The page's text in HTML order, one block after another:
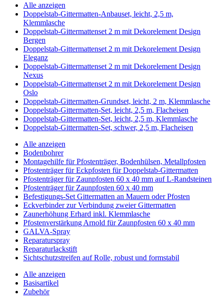
Alle anzeigen
Doppelstab-Gittermatten-Anbauset, leicht, 2,5 m,
Klemmlasche
Doppelstab-Gittermattenset 2 m mit Dekorelement Design
Bergen
Doppelstab-Gittermattenset 2 m mit Dekorelement Design
Eleganz
Doppelstab-Gittermattenset 2 m mit Dekorelement Design
Nexus
Doppelstab-Gittermattenset 2 m mit Dekorelement Design
Oslo
Doppelstab-Gittermatten-Grundset, leicht, 2 m, Klemmlasche
Doppelstab-Gittermatten-Set, leicht, 2,5 m, Flacheisen
Doppelstab-Gittermatten-Set, leicht, 2,5 m, Klemmlasche
Doppelstab-Gittermatten-Set, schwer, 2,5 m, Flacheisen
Alle anzeigen
Bodenbohrer
Montagehilfe für Pfostenträger, Bodenhülsen, Metallpfosten
Pfostenträger für Eckpfosten für Doppelstab-Gittermatten
Pfostenträger für Zaunpfosten 60 x 40 mm auf L-Randsteinen
Pfostenträger für Zaunpfosten 60 x 40 mm
Befestigungs-Set Gittermatten an Mauern oder Pfosten
Eckverbinder zur Verbindung zweier Gittermatten
Zaunerhöhung Erhard inkl. Klemmlasche
Pfostenverstärkung Arnold für Zaunpfosten 60 x 40 mm
GALVA-Spray
Reparaturspray
Reparaturlackstift
Sichtschutzstreifen auf Rolle, robust und formstabil
Alle anzeigen
Basisartikel
Zubehör